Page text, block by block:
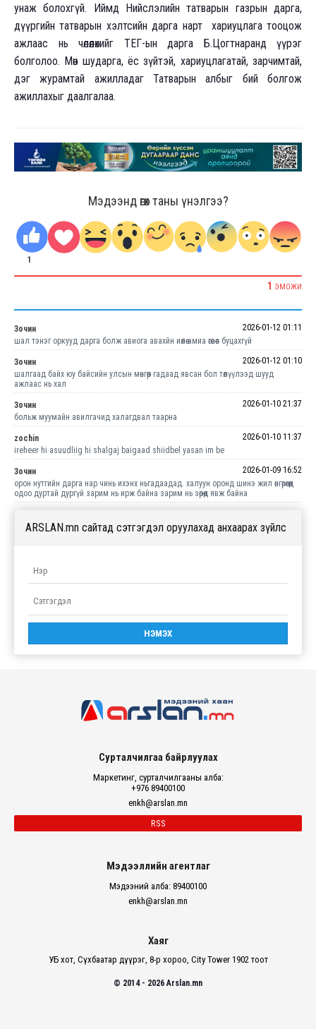
унаж болохгүй. Иймд Нийслэлийн татварын газрын дарга,
дүүргийн татварын хэлтсийн дарга нарт хариуцлага тооцож
ажлаас нь чөлөөлөхийг ТЕГ-ын дарга Б.Цогтнаранд үүрэг
болголоо. Мөн шударга, ёс зүйтэй, хариуцлагатай, зарчимтай,
дэг журамтай ажилладаг Татварын албыг бий болгож
ажиллахыг даалгалаа.
Мэдээнд өгөх таны үнэлгээ?
1
1 ЭМОЖИ
Зочин
2026-01-12 01:11
шал тэнэг оркууд дарга болж авиога авахйн иөлөө амиа өгөаөөс буцахгүй
Зочин
2026-01-12 01:10
шалгаад байх юу байсийн улсын мөнгөөр гадаад явсан бол төлүүлээд шууд
ажлаас нь хал
Зочин
2026-01-10 21:37
больж муумайн авилгачид халагдвал таарна
zochin
2026-01-10 11:37
ireheer hi asuudliig hi shalgaj baigaad shiidbel yasan im be
Зочин
2026-01-09 16:52
орон нутгийн дарга нар чинь ихэнх ньгадаадад. халуун оронд шинэ жил өнгөрөөгөөд
одоо дуртай дургүй зарим нь ирж байна зарим нь зөрөөд явж байна
ARSLAN.mn сайтад сэтгэгдэл оруулахад анхаарах зүйлс
Сурталчилгаа байрлуулах
Маркетинг, сурталчилгааны алба:
+976 89400100
enkh@arslan.mn
RSS
Мэдээллийн агентлаг
Мэдээний алба: 89400100
enkh@arslan.mn
Хаяг
УБ хот, Сүхбаатар дүүрэг, 8-р хороо, City Tower 1902 тоот
© 2014 - 2026 Arslan.mn